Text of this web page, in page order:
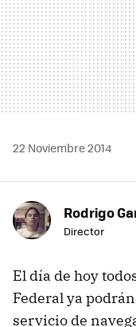
22 Noviembre 2014
Rodrigo
Director
El día de hoy
Federal ya
servicio de